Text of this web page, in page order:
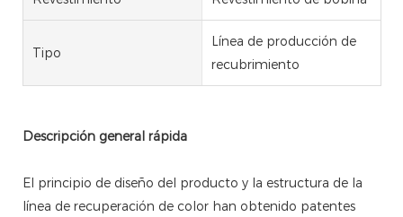
Tipo
Línea de producción de
recubrimiento
Descripción general rápida
El principio de diseño del producto y la estructura de la
línea de recuperación de color han obtenido patentes